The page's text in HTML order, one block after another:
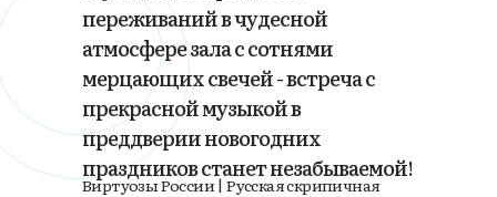
переживаний в чудесной
атмосфере зала с сотнями
мерцающих свечей - встреча с
прекрасной музыкой в
преддверии новогодних
праздников станет незабываемой!
Виртуозы России | Русская скрипичная